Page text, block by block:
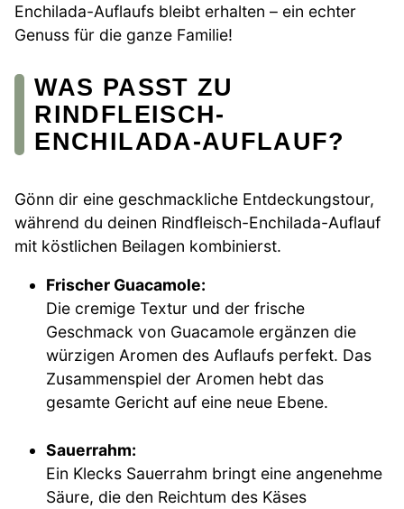
Enchilada-Auflaufs bleibt erhalten – ein echter
Genuss für die ganze Familie!
WAS PASST ZU
RINDFLEISCH-
ENCHILADA-AUFLAUF?
Gönn dir eine geschmackliche Entdeckungstour,
während du deinen Rindfleisch-Enchilada-Auflauf
mit köstlichen Beilagen kombinierst.
Frischer Guacamole:
Die cremige Textur und der frische
Geschmack von Guacamole ergänzen die
würzigen Aromen des Auflaufs perfekt. Das
Zusammenspiel der Aromen hebt das
gesamte Gericht auf eine neue Ebene.
Sauerrahm:
Ein Klecks Sauerrahm bringt eine angenehme
Säure, die den Reichtum des Käses